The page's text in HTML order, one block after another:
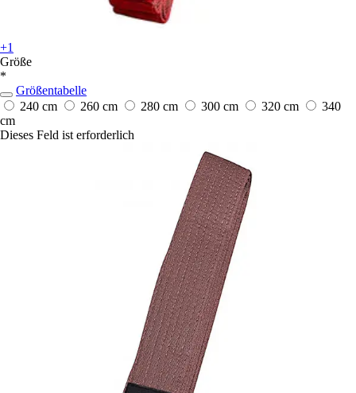
+1
Größe
*
Größentabelle
240 cm
260 cm 280 cm 300 cm 320 cm
340
cm
Dieses Feld ist erforderlich